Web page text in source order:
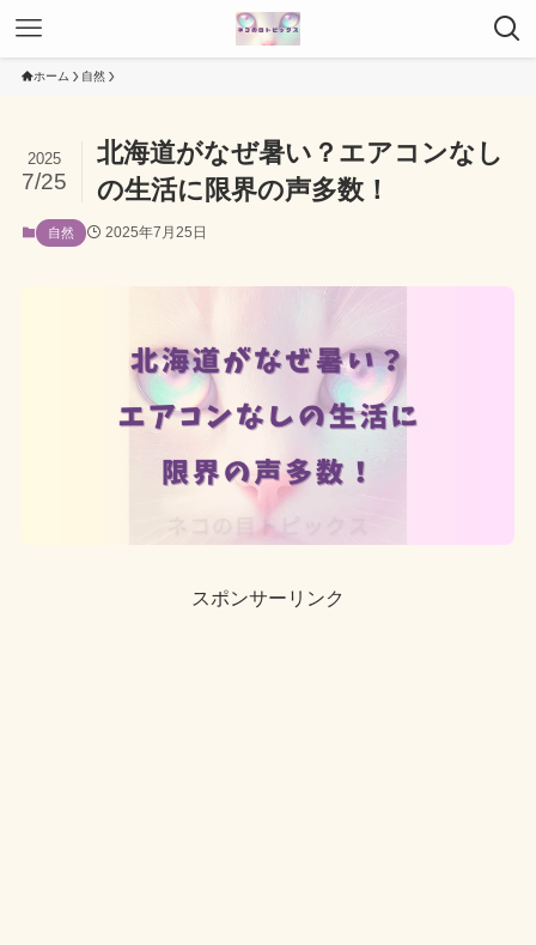
ホーム 自然
北海道がなぜ暑い？エアコンなし
の生活に限界の声多数！
2025
7/25
自然 2025年7月25日
スポンサーリンク